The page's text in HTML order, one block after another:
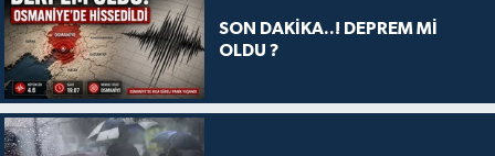
SON DAKİKA..! DEPREM Mİ
OLDU ?